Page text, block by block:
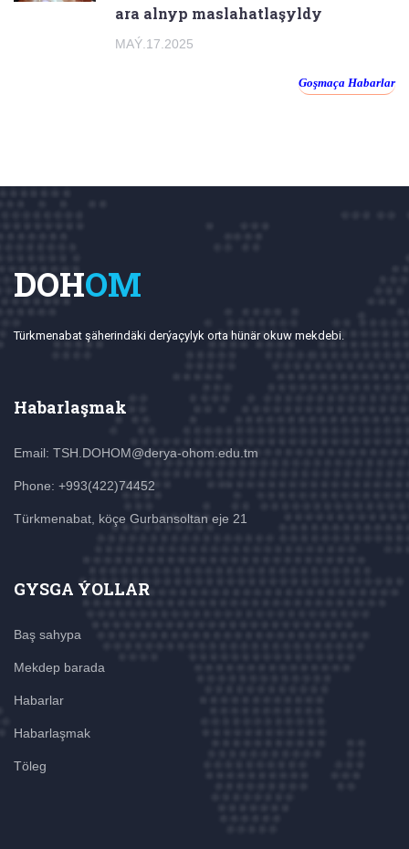
ara alnyp maslahatlaşyldy
MAÝ.17.2025
Goşmaça Habarlar
DOHOM
Türkmenabat şäherindäki derýaçylyk orta hünär okuw mekdebi.
Habarlaşmak
Email: TSH.DOHOM@derya-ohom.edu.tm
Phone: +993(422)74452
Türkmenabat, köçe Gurbansoltan eje 21
GYSGA ÝOLLAR
Baş sahypa
Mekdep barada
Habarlar
Habarlaşmak
Töleg